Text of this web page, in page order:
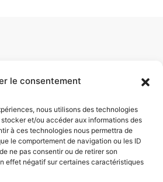
le consentement
nous utilisons des technologies
et/ou accéder aux informations des
à ces technologies nous permettra de
le comportement de navigation ou les ID
ne pas consentir ou de retirer son
effet négatif sur certaines caractéristiques